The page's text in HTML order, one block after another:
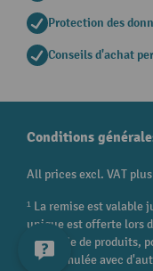
Protection des
Conseils d'achat
Conditions
All prices excl. VAT plus
¹ La remise est valable
unique est offerte lors
catégorie de
être cumulée avec